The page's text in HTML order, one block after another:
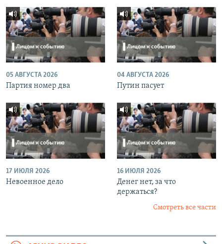
05 АВГУСТА 2026
Партия номер два
04 АВГУСТА 2026
Путин пасует
17 ИЮЛЯ 2026
Невоенное дело
16 ИЮЛЯ 2026
Денег нет, за что
держаться?
Смотреть все части